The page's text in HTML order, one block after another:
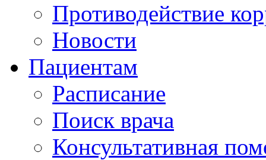
Противодействие
Новости
Пациентам
Расписание
Поиск врача
Консультативная